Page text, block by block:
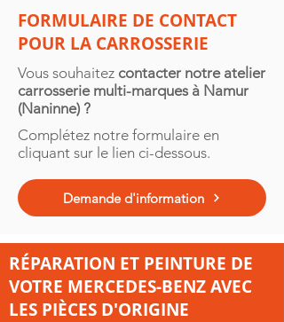
FORMULAIRE DE CONTACT
POUR LA CARROSSERIE
Vous souhaitez contacter notre atelier
carrosserie multi-marques à Namur
(Naninne) ?
Complétez notre formulaire en
cliquant sur le lien ci-dessous.
Demande d'information
RÉPARATION ET PEINTURE DE
VOTRE MERCEDES-BENZ AVEC
LES PIÈCES D'ORIGINE